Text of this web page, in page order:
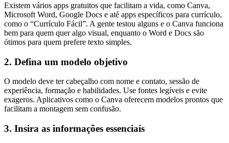
Existem vários apps gratuitos que facilitam a vida, como Canva,
Microsoft Word, Google Docs e até apps específicos para currículo,
como o “Currículo Fácil”. A gente testou alguns e o Canva funciona
bem para quem quer algo visual, enquanto o Word e Docs são
ótimos para quem prefere texto simples.
2. Defina um modelo objetivo
O modelo deve ter cabeçalho com nome e contato, sessão de
experiência, formação e habilidades. Use fontes legíveis e evite
exageros. Aplicativos como o Canva oferecem modelos prontos que
facilitam a montagem sem confusão.
3. Insira as informações essenciais